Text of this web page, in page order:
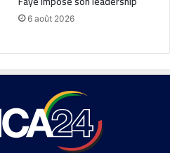
6 août 2026